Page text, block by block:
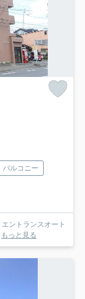
バルコニー
もっと見る